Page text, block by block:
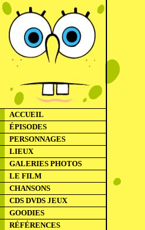
ACCUEIL
ÉPISODES
PERSONNAGES
LIEUX
GALERIES PHOTOS
LE FILM
CHANSONS
CDS DVDS JEUX
GOODIES
RÉFÉRENCES